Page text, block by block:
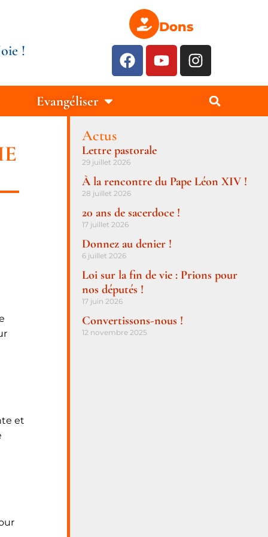
!
Dons
Evangéliser
et
Actus
Lettre pastorale
29 juillet 2026
À la rencontre du Pape Léon XIV !
28 juillet 2026
20 ans de sacerdoce !
17 juillet 2026
Donnez au denier !
6 juillet 2026
Loi sur la fin de vie : Prions pour
nos députés !
17 juin 2026
Convertissons-nous !
12 novembre 2025